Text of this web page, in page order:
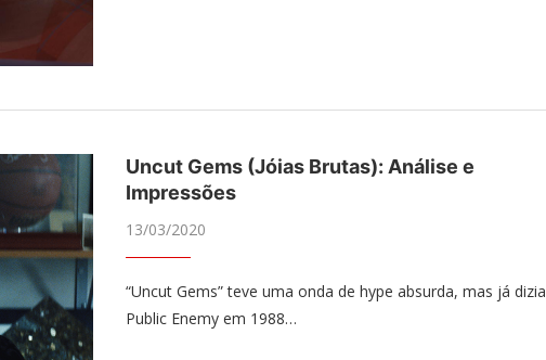
Uncut Gems (Jóias Brutas): Análise e
Impressões
13/03/2020
“Uncut Gems” teve uma onda de hype absurda, mas já dizia
Public Enemy em 1988…